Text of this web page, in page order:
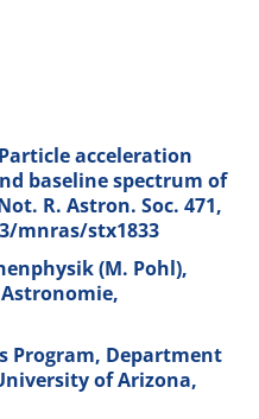
acceleration
baseline spectrum of
R. Astron. Soc. 471,
mnras/stx1833
(M. Pohl),
Program, Department
of Arizona,